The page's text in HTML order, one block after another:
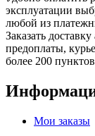
эксплуатации
любой из
Заказать
предоплаты,
более 200
Мои заказы